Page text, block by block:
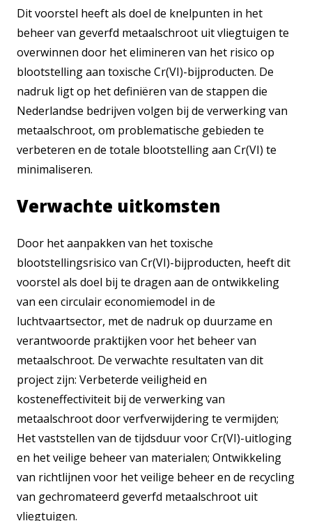
Dit voorstel heeft als doel de knelpunten in het
beheer van geverfd metaalschroot uit vliegtuigen te
overwinnen door het elimineren van het risico op
blootstelling aan toxische Cr(VI)-bijproducten. De
nadruk ligt op het definiëren van de stappen die
Nederlandse bedrijven volgen bij de verwerking van
metaalschroot, om problematische gebieden te
verbeteren en de totale blootstelling aan Cr(VI) te
minimaliseren.
Verwachte uitkomsten
Door het aanpakken van het toxische
blootstellingsrisico van Cr(VI)-bijproducten, heeft dit
voorstel als doel bij te dragen aan de ontwikkeling
van een circulair economiemodel in de
luchtvaartsector, met de nadruk op duurzame en
verantwoorde praktijken voor het beheer van
metaalschroot. De verwachte resultaten van dit
project zijn: Verbeterde veiligheid en
kosteneffectiviteit bij de verwerking van
metaalschroot door verfverwijdering te vermijden;
Het vaststellen van de tijdsduur voor Cr(VI)-uitloging
en het veilige beheer van materialen; Ontwikkeling
van richtlijnen voor het veilige beheer en de recycling
van gechromateerd geverfd metaalschroot uit
vliegtuigen.